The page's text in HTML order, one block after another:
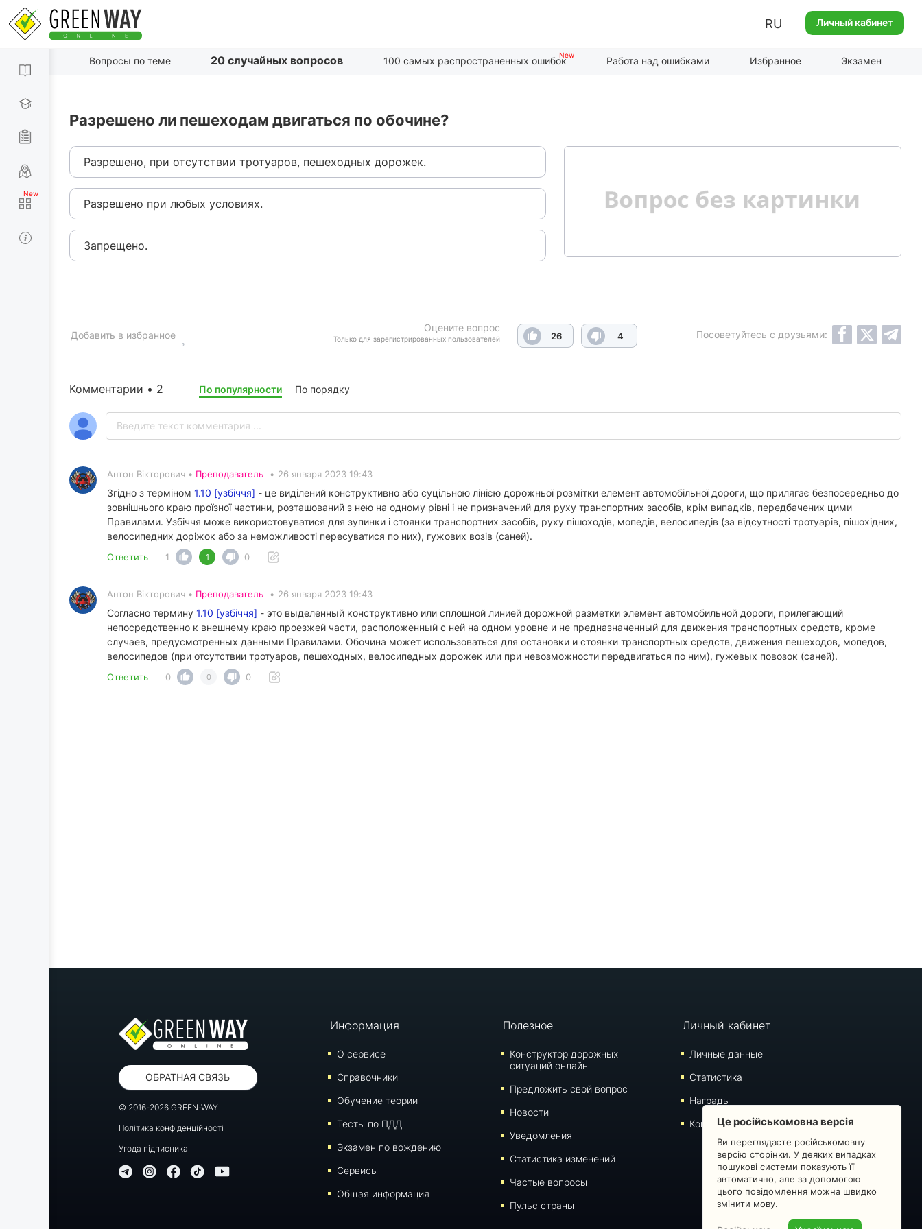
RU Личный кабинет
Вопросы по теме 20 случайных вопросов 100 самых распространенных ошибок Работа над ошибками Избранное Экзамен
Разрешено ли пешеходам двигаться по обочине?
Разрешено, при отсутствии тротуаров, пешеходных дорожек.
Разрешено при любых условиях.
Запрещено.
Оцените вопрос
Только для зарегистрированных пользователей 26 4
Добавить в избранное Посоветуйтесь с друзьями:
Комментарии • 2 По популярности По порядку
Антон Вікторович • Преподаватель • 26 января 2023 19:43
Згідно з терміном 1.10 [узбіччя] - це виділений конструктивно або суцільною лінією дорожньої розмітки елемент автомобільної дороги, що прилягає безпосередньо до
зовнішнього краю проїзної частини, розташований з нею на одному рівні і не призначений для руху транспортних засобів, крім випадків, передбачених цими
Правилами. Узбіччя може використовуватися для зупинки і стоянки транспортних засобів, руху пішоходів, мопедів, велосипедів (за відсутності тротуарів, пішохідних,
велосипедних доріжок або за неможливості пересуватися по них), гужових возів (саней).
Ответить 1 1 0
Антон Вікторович • Преподаватель • 26 января 2023 19:43
Согласно термину 1.10 [узбіччя] - это выделенный конструктивно или сплошной линией дорожной разметки элемент автомобильной дороги, прилегающий
непосредственно к внешнему краю проезжей части, расположенный с ней на одном уровне и не предназначенный для движения транспортных средств, кроме
случаев, предусмотренных данными Правилами. Обочина может использоваться для остановки и стоянки транспортных средств, движения пешеходов, мопедов,
велосипедов (при отсутствии тротуаров, пешеходных, велосипедных дорожек или при невозможности передвигаться по ним), гужевых повозок (саней).
Ответить 0 0 0
ОБРАТНАЯ СВЯЗЬ
© 2016-2026 GREEN-WAY
Політика конфіденційності
Угода підписника
Информация
О сервисе
Справочники
Обучение теории
Тесты по ПДД
Экзамен по вождению
Сервисы
Общая информация
Полезное
Конструктор дорожных
ситуаций онлайн
Предложить свой вопрос
Новости
Уведомления
Статистика изменений
Частые вопросы
Пульс страны
Личный кабинет
Личные данные
Статистика
Награды
Комментарии
Це російськомовна версія
Ви переглядаєте російськомовну
версію сторінки. У деяких випадках
пошукові системи показують її
автоматично, але за допомогою
цього повідомлення можна швидко
змінити мову.